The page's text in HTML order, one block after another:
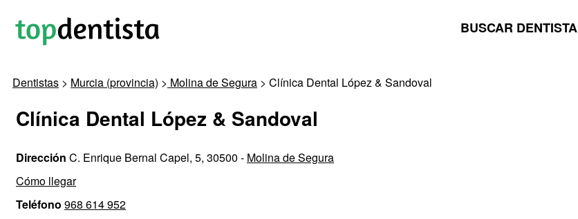
BUSCAR DENTISTA
Dentistas > Murcia (provincia) > Molina de Segura > Clínica Dental López & Sandoval
Clínica Dental López & Sandoval
Dirección C. Enrique Bernal Capel, 5, 30500 - Molina de Segura
Cómo llegar
Teléfono 968 614 952